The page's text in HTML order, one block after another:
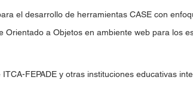
el desarrollo de herramientas CASE con
a Objetos en ambiente web para los
FEPADE y otras instituciones educativas